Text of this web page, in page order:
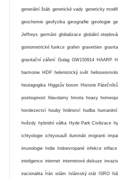
generální štáb genetické vady geneticky
geochemie geofyzika geografie geologie
Jeffreys germáni globalizace globální
goniometrické funkce grafen gravettien
gravitační záření Gulag GW150914 HAARP
harmonie HDP helenistický svět
heutagogika Higgsův boson Historie Pátečníků
posloupnost hlavolamy hmota hoaxy
horolezectví houby hrdinství hudba
hvězdy hybridní válka Hyde Park Civilizace
ichtyologie ichtyosauři ilumináti imigranti
imunologie Indie Indoevropané infekce inflace
inteligence internet internetové diskuze
iracionalita Írán islám Islámský stát ISRO